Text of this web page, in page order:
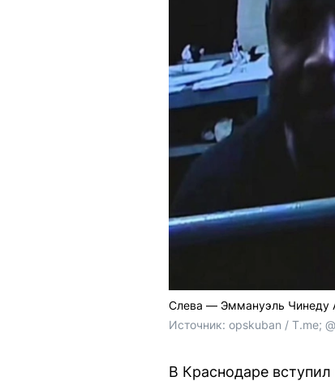
Слева — Эммануэль Чинеду
Источник: opskuban / T.me;
В Краснодаре